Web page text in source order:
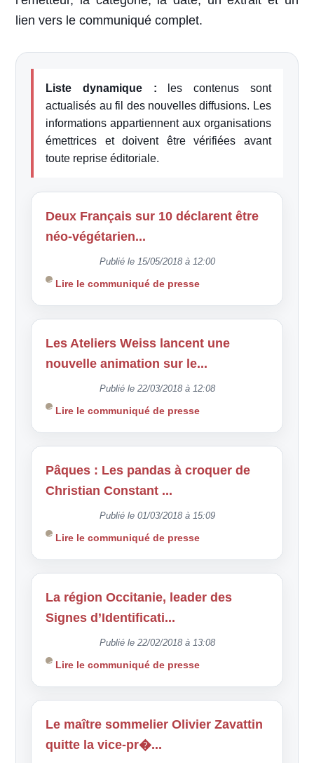
lien vers le communiqué complet.
Liste dynamique : les contenus sont
actualisés au fil des nouvelles diffusions. Les
informations appartiennent aux organisations
émettrices et doivent être vérifiées avant
toute reprise éditoriale.
Deux Français sur 10 déclarent être
néo-végétarien...
Publié le 15/05/2018 à 12:00
Lire le communiqué de presse
Les Ateliers Weiss lancent une
nouvelle animation sur le...
Publié le 22/03/2018 à 12:08
Lire le communiqué de presse
Pâques : Les pandas à croquer de
Christian Constant ...
Publié le 01/03/2018 à 15:09
Lire le communiqué de presse
La région Occitanie, leader des
Signes d’Identificati...
Publié le 22/02/2018 à 13:08
Lire le communiqué de presse
Le maître sommelier Olivier Zavattin
quitte la vice-pr�...